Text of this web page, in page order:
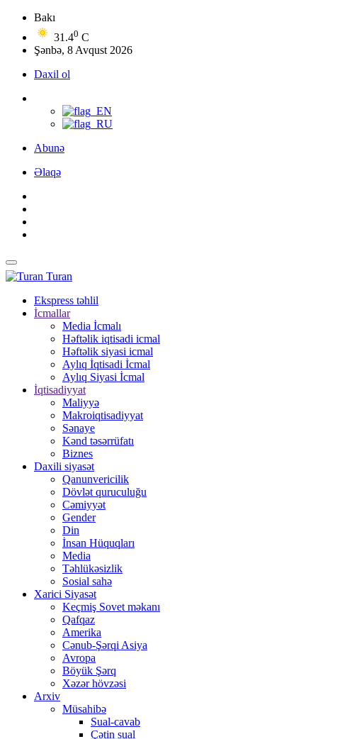
Bakı
31.40 C
Şənbə, 8 Avqust 2026
Daxil ol
Abunə
Əlaqə
Turan
Ekspress təhlil
İcmallar
Media İcmalı
Həftəlik iqtisadi icmal
Həftəlik siyasi icmal
Aylıq İqtisadi İcmal
Aylıq Siyasi İcmal
İqtisadiyyat
Maliyyə
Makroiqtisadiyyat
Sənaye
Kənd təsərrüfatı
Biznes
Daxili siyasət
Qanunvericilik
Dövlət quruculuğu
Cəmiyyət
Gender
Din
İnsan Hüquqları
Media
Təhlükəsizlik
Sosial sahə
Xarici Siyasət
Keçmiş Sovet məkanı
Qafqaz
Amerika
Cənub-Şərqi Asiya
Avropa
Böyük Şərq
Xəzər hövzəsi
Arxiv
Müsahibə
Sual-cavab
Çətin sual